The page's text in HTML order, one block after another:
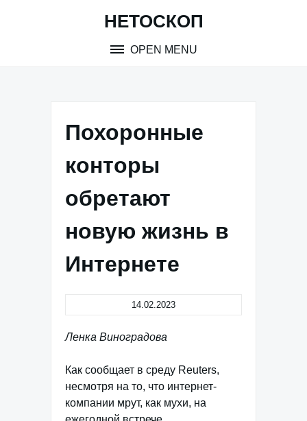
НЕТОСКОП
OPEN MENU
Похоронные
конторы
обретают
новую жизнь в
Интернете
14.02.2023
Ленка Виноградова
Как сообщает в среду Reuters,
несмотря на то, что интернет-
компании мрут, как мухи, на